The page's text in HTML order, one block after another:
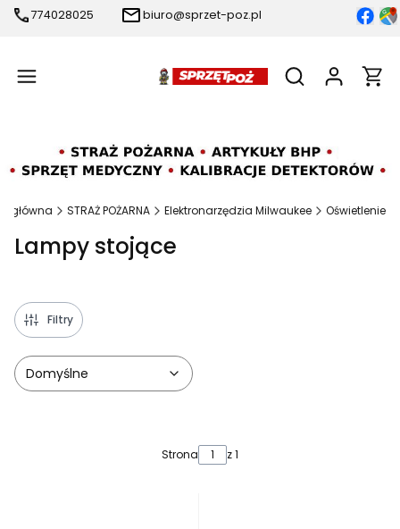
774028025 biuro@sprzet-poz.pl
Otwórz
główna STRAŻ POŻARNA Elektronarzędzia Milwaukee Oświetlenie
Lampy stojące
Filtry
Domyślne
Strona z 1